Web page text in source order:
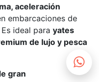
aceleración
embarcaciones de
ideal para yates
de lujo y pesca
gran